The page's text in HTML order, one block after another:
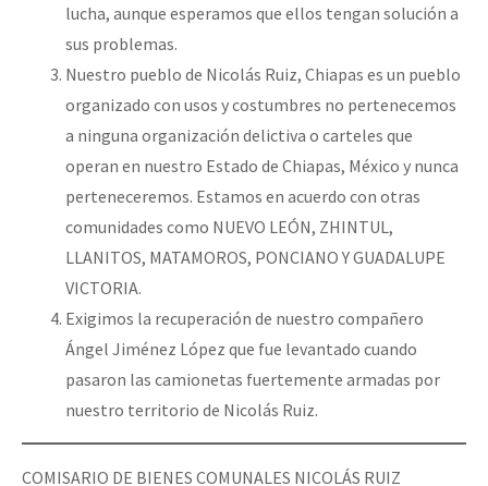
lucha, aunque esperamos que ellos tengan solución a
sus problemas.
Nuestro pueblo de Nicolás Ruiz, Chiapas es un pueblo
organizado con usos y costumbres no pertenecemos
a ninguna organización delictiva o carteles que
operan en nuestro Estado de Chiapas, México y nunca
perteneceremos. Estamos en acuerdo con otras
comunidades como NUEVO LEÓN, ZHINTUL,
LLANITOS, MATAMOROS, PONCIANO Y GUADALUPE
VICTORIA.
Exigimos la recuperación de nuestro compañero
Ángel Jiménez López que fue levantado cuando
pasaron las camionetas fuertemente armadas por
nuestro territorio de Nicolás Ruiz.
COMISARIO DE BIENES COMUNALES NICOLÁS RUIZ